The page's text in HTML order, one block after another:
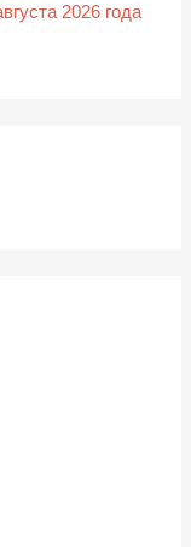
2026 года